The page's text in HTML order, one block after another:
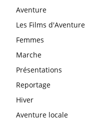
Aventure
Les Films d'Aventure
Femmes
Marche
Présentations
Reportage
Hiver
Aventure locale